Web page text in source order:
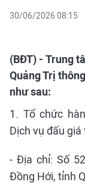
30/06/2026 08:15
(BĐT) - Trung
Quảng Trị
như sau:
1. Tổ chức
Dịch vụ đấu
- Địa chỉ: Số
Đồng Hới, tỉnh